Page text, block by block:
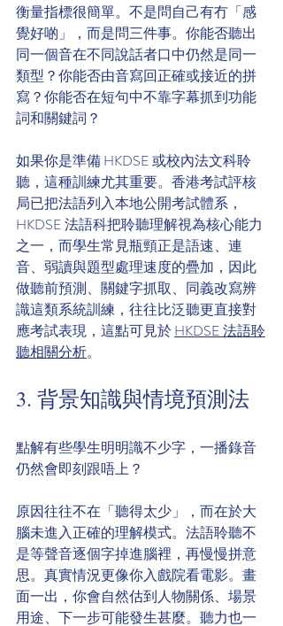
衡量指標很簡單。不是問自己有冇「感
覺好啲」，而是問三件事。你能否聽出
同一個音在不同說話者口中仍然是同一
類型？你能否由音寫回正確或接近的拼
寫？你能否在短句中不靠字幕抓到功能
詞和關鍵詞？
如果你是準備 HKDSE 或校內法文科聆
聽，這種訓練尤其重要。香港考試評核
局已把法語列入本地公開考試體系，
HKDSE 法語科把聆聽理解視為核心能力
之一，而學生常見瓶頸正是語速、連
音、弱讀與題型處理速度的疊加，因此
做聽前預測、關鍵字抓取、同義改寫辨
識這類系統訓練，往往比泛聽更直接對
應考試表現，這點可見於 HKDSE 法語聆
聽相關分析。
3. 背景知識與情境預測法
點解有些學生明明識不少字，一播錄音
仍然會即刻跟唔上？
原因往往不在「聽得太少」，而在於大
腦未進入正確的理解模式。法語聆聽不
是等聲音逐個字掉進腦裡，再慢慢拼意
思。真實情況更像你入戲院看電影。畫
面一出，你會自然估到人物關係、場景
用途、下一步可能發生甚麼。聽力也一